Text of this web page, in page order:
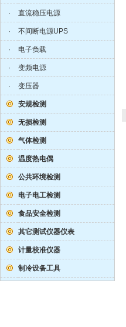
· 直流稳压电源
· 不间断电源UPS
· 电子负载
· 变频电源
· 变压器
安规检测
无损检测
气体检测
温度热电偶
公共环境检测
电子电工检测
食品安全检测
其它测试仪器仪表
计量校准仪器
制冷设备工具